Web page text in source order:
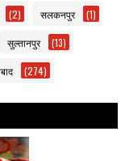
(2) सलकनपुर (1)
सुल्तानपुर (13)
(274)